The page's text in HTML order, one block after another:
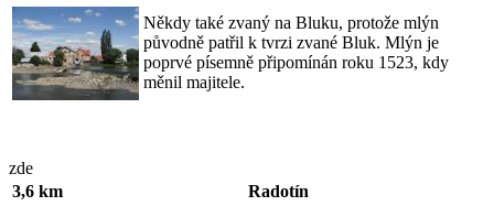
Někdy také zvaný na Bluku, protože mlýn
původně patřil k tvrzi zvané Bluk. Mlýn je
poprvé písemně připomínán roku 1523, kdy
měnil majitele.
zde
3,6 km
Radotín